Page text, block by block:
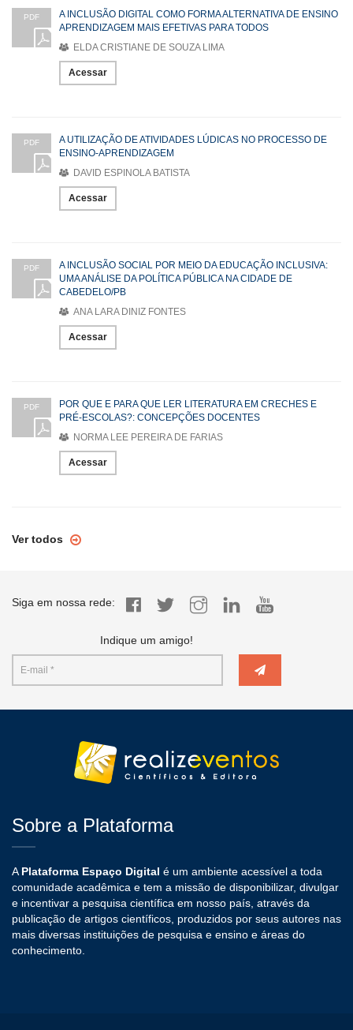
PDF
A INCLUSÃO DIGITAL COMO FORMA ALTERNATIVA DE ENSINO
APRENDIZAGEM MAIS EFETIVAS PARA TODOS
ELDA CRISTIANE DE SOUZA LIMA
Acessar
PDF
A UTILIZAÇÃO DE ATIVIDADES LÚDICAS NO PROCESSO DE
ENSINO-APRENDIZAGEM
DAVID ESPINOLA BATISTA
Acessar
PDF
A INCLUSÃO SOCIAL POR MEIO DA EDUCAÇÃO INCLUSIVA:
UMA ANÁLISE DA POLÍTICA PÚBLICA NA CIDADE DE
CABEDELO/PB
ANA LARA DINIZ FONTES
Acessar
PDF
POR QUE E PARA QUE LER LITERATURA EM CRECHES E
PRÉ-ESCOLAS?: CONCEPÇÕES DOCENTES
NORMA LEE PEREIRA DE FARIAS
Acessar
Ver todos
Siga em nossa rede:
Indique um amigo!
Sobre a Plataforma
A Plataforma Espaço Digital é um ambiente acessível a toda
comunidade acadêmica e tem a missão de disponibilizar, divulgar
e incentivar a pesquisa científica em nosso país, através da
publicação de artigos científicos, produzidos por seus autores nas
mais diversas instituições de pesquisa e ensino e áreas do
conhecimento.